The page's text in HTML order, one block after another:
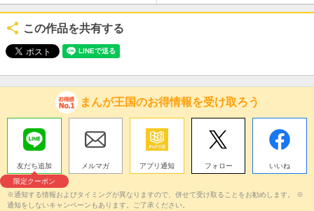
この作品を共有する
まんが王国のお得情報を受け取ろう
友だち追加
限定クーポン
メルマガ アプリ通知 フォロー いいね
※通知する情報およびタイミングが異なりますので、併せて受け取ることをお勧めします。 ※
通知をしないキャンペーンもあります。ご了承ください。